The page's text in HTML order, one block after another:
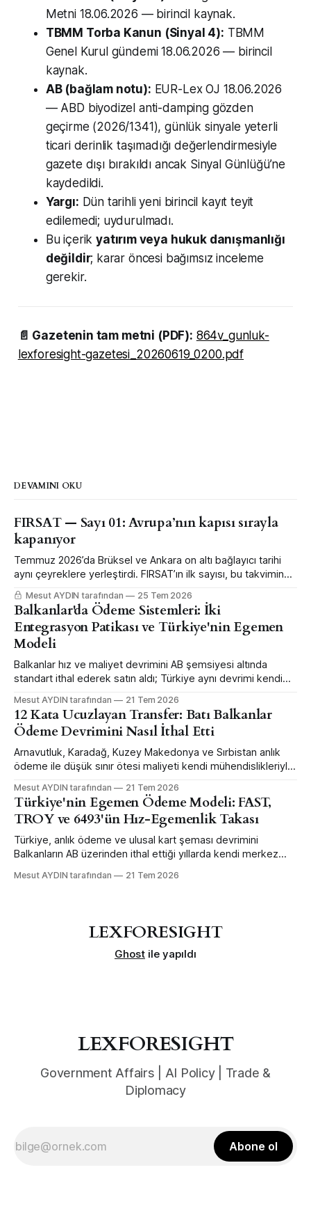
Metni 18.06.2026 — birincil kaynak.
TBMM Torba Kanun (Sinyal 4): TBMM
Genel Kurul gündemi 18.06.2026 — birincil
kaynak.
AB (bağlam notu): EUR-Lex OJ 18.06.2026
— ABD biyodizel anti-damping gözden
geçirme (2026/1341), günlük sinyale yeterli
ticari derinlik taşımadığı değerlendirmesiyle
gazete dışı bırakıldı ancak Sinyal Günlüğü’ne
kaydedildi.
Yargı: Dün tarihli yeni birincil kayıt teyit
edilemedi; uydurulmadı.
Bu içerikyatırım veya hukuk danışmanlığı
değildir; karar öncesi bağımsız inceleme
gerekir.
📄 Gazetenin tam metni (PDF): 864v_gunluk-
lexforesight-gazetesi_20260619_0200.pdf
DEVAMINI OKU
FIRSAT — Sayı 01: Avrupa’nın kapısı sırayla
kapanıyor
Temmuz 2026’da Brüksel ve Ankara on altı bağlayıcı tarihi
aynı çeyreklere yerleştirdi. FIRSAT’ın ilk sayısı, bu takvimin
hangi şirketin hangi kalemini kaç euro değiştirdiğini altı
dosyada anlatıyor.
Mesut AYDIN tarafından 25 Tem 2026
Balkanlar'da Ödeme Sistemleri: İki
Entegrasyon Patikası ve Türkiye'nin Egemen
Modeli
Balkanlar hız ve maliyet devrimini AB şemsiyesi altında
standart ithal ederek satın aldı; Türkiye aynı devrimi kendi
ölçekte yaptı — ama sınır ötesi bağlanabilirlikten feragat
ederek.
Mesut AYDIN tarafından 21 Tem 2026
12 Kata Ucuzlayan Transfer: Batı Balkanlar
Ödeme Devrimini Nasıl İthal Etti
Arnavutluk, Karadağ, Kuzey Makedonya ve Sırbistan anlık
ödeme ile düşük sınır ötesi maliyeti kendi mühendislikleriyle
Karadağ bunun ölçülmüş vitrini.
Mesut AYDIN tarafından 21 Tem 2026
Türkiye'nin Egemen Ödeme Modeli: FAST,
TROY ve 6493'ün Hız-Egemenlik Takası
Türkiye, anlık ödeme ve ulusal kart şeması devrimini
Balkanların AB üzerinden ithal ettiği yıllarda kendi merkez
— sınır ötesi bağlanabilirlikten feragat ederek.
Mesut AYDIN tarafından 21 Tem 2026
LEXFORESIGHT
Ghost ile yapıldı
LEXFORESIGHT
Government Affairs | AI Policy | Trade &
Diplomacy
Abone ol